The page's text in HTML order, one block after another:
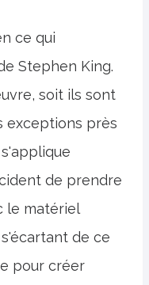
ce qui
Stephen King.
soit ils sont
exceptions près
de prendre
le matériel
de ce
pour créer